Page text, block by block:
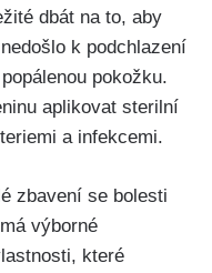
dbát na to, aby
k podchlazení
pokožku.⁢
aplikovat sterilní
a infekcemi.
zbavení se bolesti
výborné
které